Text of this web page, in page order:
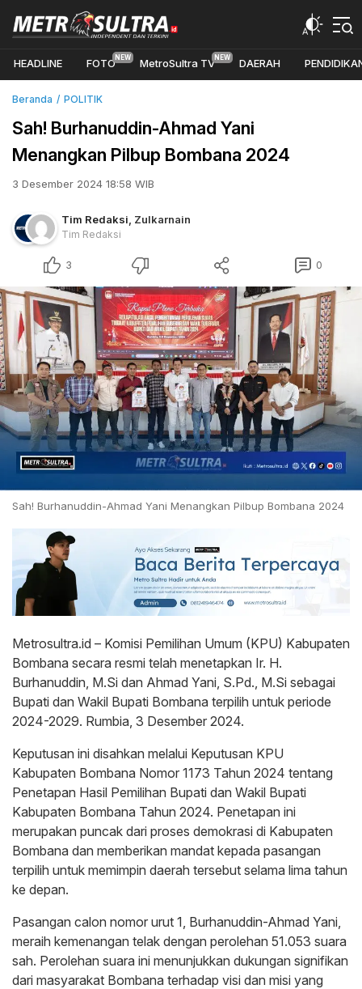
HEADLINE FOTO MetroSultra TV DAERAH
Beranda POLITIK
Sah! Burhanuddin-Ahmad Yani
Menangkan Pilbup Bombana 2024
3 Desember 2024 18:58 WIB
Tim Redaksi Zulkarnain
Tim Redaksi
3 0
Sah! Burhanuddin-Ahmad Yani Menangkan Pilbup Bombana 2024
Metrosultra.id – Komisi Pemilihan Umum (KPU) Kabupaten
Bombana secara resmi telah menetapkan Ir. H.
Burhanuddin, M.Si dan Ahmad Yani, S.Pd., M.Si sebagai
Bupati dan Wakil Bupati Bombana terpilih untuk periode
2024-2029. Rumbia, 3 Desember 2024.
Keputusan ini disahkan melalui Keputusan KPU
Kabupaten Bombana Nomor 1173 Tahun 2024 tentang
Penetapan Hasil Pemilihan Bupati dan Wakil Bupati
Kabupaten Bombana Tahun 2024. Penetapan ini
merupakan puncak dari proses demokrasi di Kabupaten
Bombana dan memberikan mandat kepada pasangan
terpilih untuk memimpin daerah tersebut selama lima tahun
ke depan.
Pasangan calon nomor urut 1, Burhanuddin-Ahmad Yani,
meraih kemenangan telak dengan perolehan 51.053 suara
sah. Perolehan suara ini menunjukkan dukungan signifikan
dari masyarakat Bombana terhadap visi dan misi yang